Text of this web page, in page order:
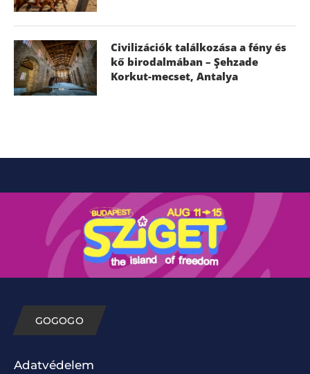
Civilizációk találkozása a fény és
kő birodalmában – Şehzade
Korkut-mecset, Antalya
GOGOGO
Adatvédelem